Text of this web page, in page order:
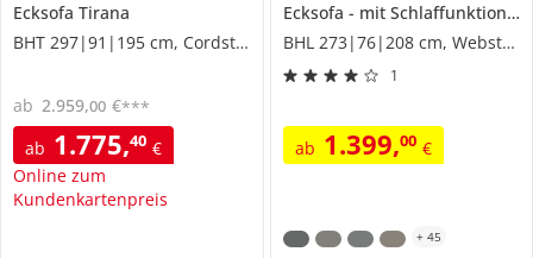
Ecksofa Tirana
BHT 297|91|195 cm, Cordstoff grob
ab 1.775,40 €
Online zum
Kundenkartenpreis
ab 2.959,00 €***
Ecksofa mit Schlaffunktion
BHL 273|76|208 cm, Webstoff
1
ab 1.399,00 €
+ 45